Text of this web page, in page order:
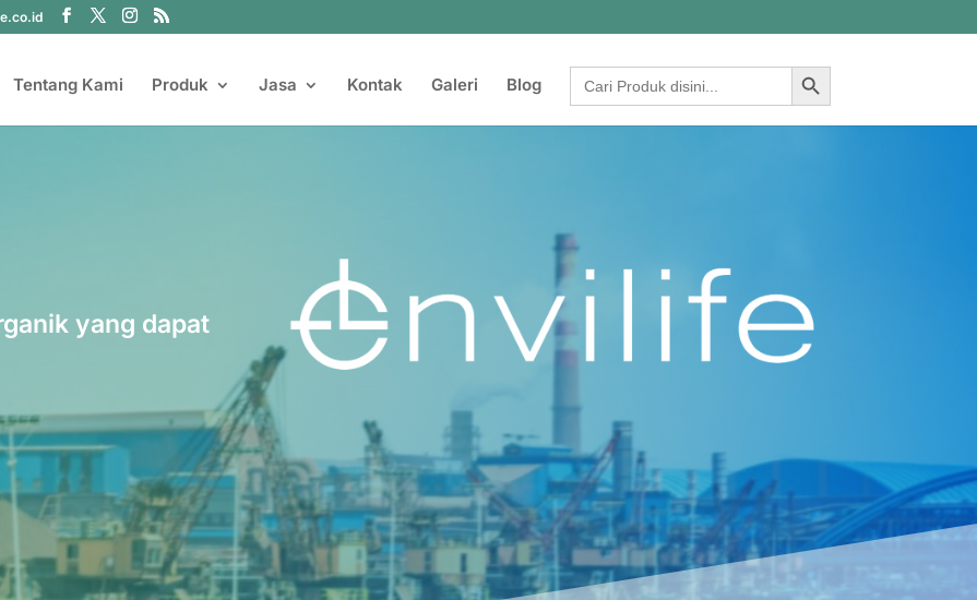
Tentang Kami Produk Jasa Kontak Galeri Blog
Search
for:
Search Button
yang dapat